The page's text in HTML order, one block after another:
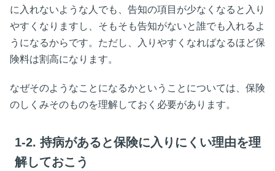
に入れないような人でも、告知の項目が少なくなると入り
やすくなりますし、そもそも告知がないと誰でも入れるよ
うになるからです。ただし、入りやすくなればなるほど保
険料は割高になります。
なぜそのようなことになるかということについては、保険
のしくみそのものを理解しておく必要があります。
1-2. 持病があると保険に入りにくい理由を理
解しておこう